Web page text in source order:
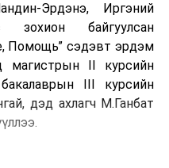
Эрдэнэ, Иргэний
зохион байгуулсан
Помощь” сэдэвт эрдэм
магистрын II курсийн
III курсийн
дэд ахлагч М.Ганбат